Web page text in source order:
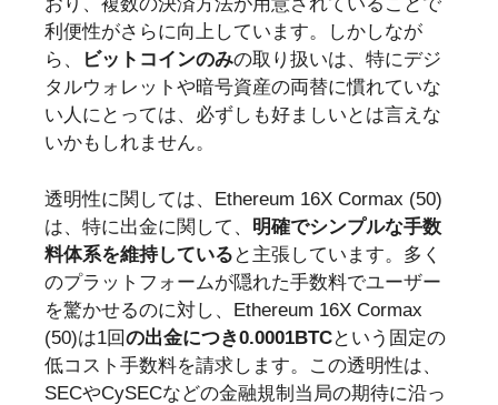
おり、複数の決済方法が用意されていることで
利便性がさらに向上しています。しかしなが
ら、
ビットコインのみの取り扱いは、特にデジ
タルウォレットや暗号資産の両替に慣れていな
い人にとっては、必ずしも好ましいとは言えな
いかもしれません。
透明性に関しては、Ethereum 16X Cormax (50)
は、特に出金に関して、 明確でシンプルな手数
料体系を維持している と主張しています。多く
のプラットフォームが隠れた手数料でユーザー
を驚かせるのに対し、Ethereum 16X Cormax
(50)は1回の出金につき0.0001BTCという固定の
低コスト手数料を請求します。この透明性は、
SECやCySECなどの金融規制当局の期待に沿っ